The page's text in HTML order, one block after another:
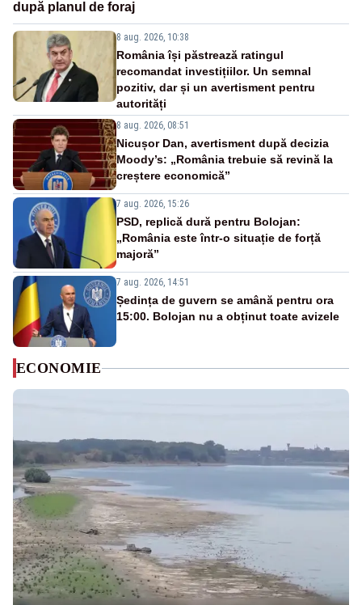
după planul de foraj
8 aug. 2026, 10:38
România își păstrează ratingul
recomandat investițiilor. Un semnal
pozitiv, dar și un avertisment pentru
autorități
8 aug. 2026, 08:51
Nicușor Dan, avertisment după decizia
Moody’s: „România trebuie să revină la
creștere economică”
7 aug. 2026, 15:26
PSD, replică dură pentru Bolojan:
„România este într-o situație de forță
majoră”
7 aug. 2026, 14:51
Ședința de guvern se amână pentru ora
15:00. Bolojan nu a obținut toate avizele
ECONOMIE